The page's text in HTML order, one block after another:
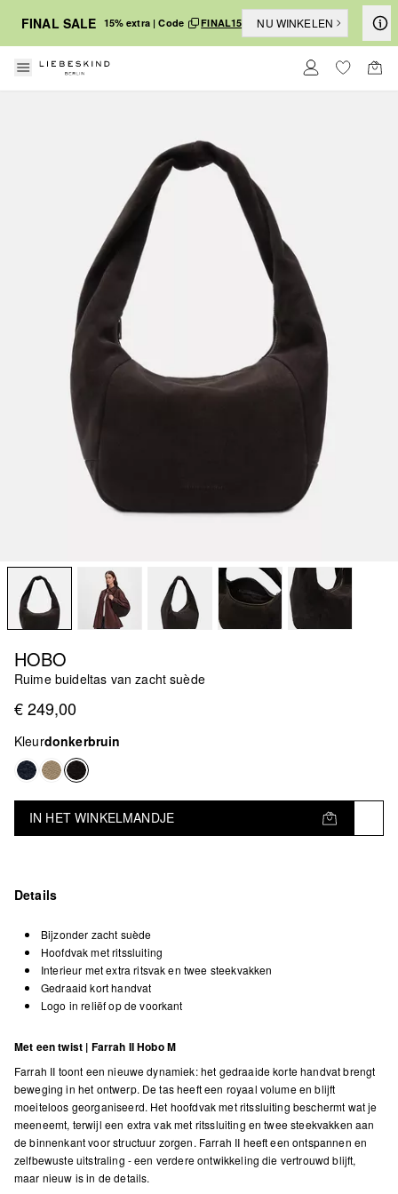
FINAL SALE 15% extra | Code FINAL15 NU WINKELEN
HOBO
Ruime buideltas van zacht suède
€ 249,00
Kleurdonkerbruin
IN HET WINKELMANDJE
Details
Bijzonder zacht suède
Hoofdvak met ritssluiting
Interieur met extra ritsvak en twee steekvakken
Gedraaid kort handvat
Logo in reliëf op de voorkant
Met een twist | Farrah II Hobo M
Farrah II toont een nieuwe dynamiek: het gedraaide korte handvat brengt
beweging in het ontwerp. De tas heeft een royaal volume en blijft
moeiteloos georganiseerd. Het hoofdvak met ritssluiting beschermt wat je
meeneemt, terwijl een extra vak met ritssluiting en twee steekvakken aan
de binnenkant voor structuur zorgen. Farrah II heeft een ontspannen en
zelfbewuste uitstraling - een verdere ontwikkeling die vertrouwd blijft,
maar nieuw is in de details.